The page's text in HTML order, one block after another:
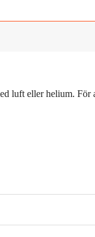
luft eller helium.